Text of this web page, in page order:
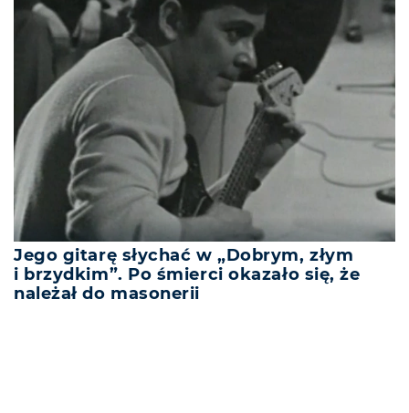
Jego gitarę słychać w „Dobrym, złym
i brzydkim”. Po śmierci okazało się, że
należał do masonerii